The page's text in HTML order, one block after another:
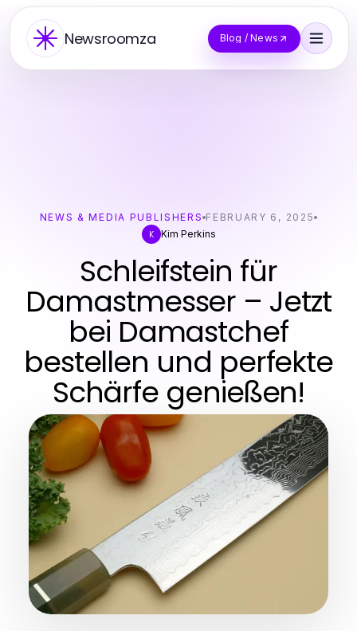
Newsroomza Blog / News
NEWS & MEDIA PUBLISHERS FEBRUARY 6, 2025
K Kim Perkins
Schleifstein für
Damastmesser – Jetzt
bei Damastchef
bestellen und perfekte
Schärfe genießen!